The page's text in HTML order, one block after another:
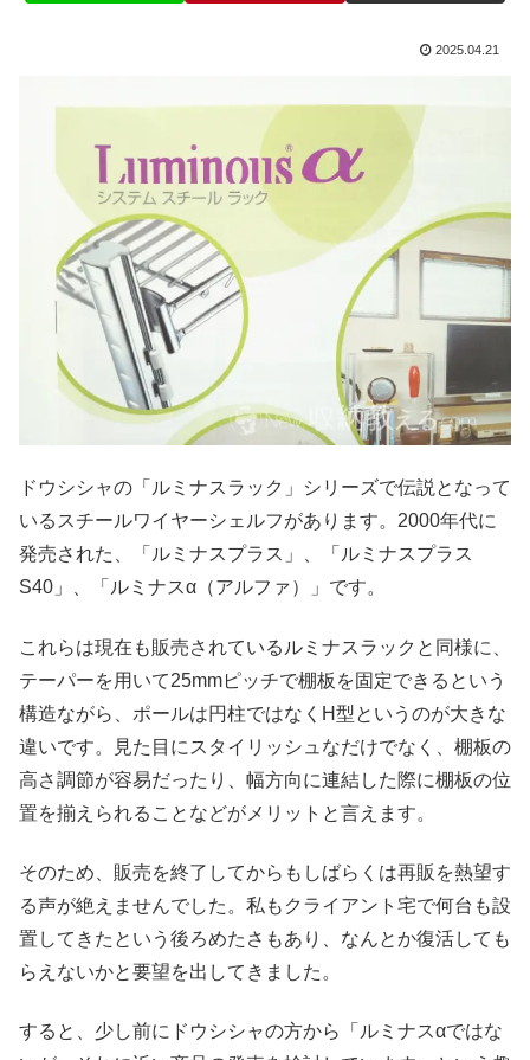
2025.04.21
ドウシシャの「ルミナスラック」シリーズで伝説となって
いるスチールワイヤーシェルフがあります。2000年代に
発売された、「ルミナスプラス」、「ルミナスプラス
S40」、「ルミナスα（アルファ）」です。
これらは現在も販売されているルミナスラックと同様に、
テーパーを用いて25mmピッチで棚板を固定できるという
構造ながら、ポールは円柱ではなくH型というのが大きな
違いです。見た目にスタイリッシュなだけでなく、棚板の
高さ調節が容易だったり、幅方向に連結した際に棚板の位
置を揃えられることなどがメリットと言えます。
そのため、販売を終了してからもしばらくは再販を熱望す
る声が絶えませんでした。私もクライアント宅で何台も設
置してきたという後ろめたさもあり、なんとか復活しても
らえないかと要望を出してきました。
すると、少し前にドウシシャの方から「ルミナスαではな